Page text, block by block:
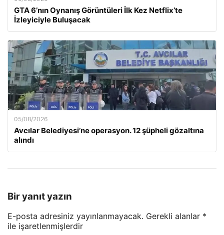
GTA 6’nın Oynanış Görüntüleri İlk Kez Netflix’te
İzleyiciyle Buluşacak
05/08/2026
Avcılar Belediyesi’ne operasyon. 12 şüpheli gözaltına
alındı
Bir yanıt yazın
E-posta adresiniz yayınlanmayacak. Gerekli alanlar *
ile işaretlenmişlerdir